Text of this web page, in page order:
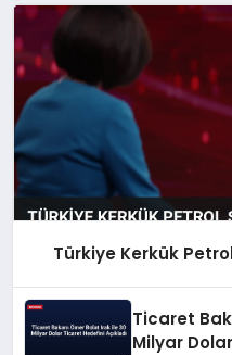
Türkiye Kerkük
Ticaret
Milyar